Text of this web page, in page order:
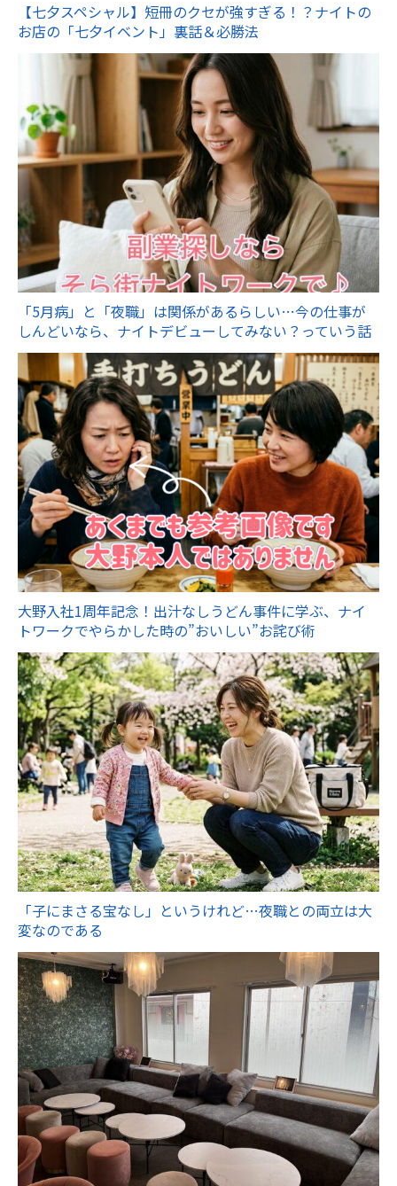
【七夕スペシャル】短冊のクセが強すぎる！？ナイトの
お店の「七夕イベント」裏話＆必勝法
「5月病」と「夜職」は関係があるらしい…今の仕事が
しんどいなら、ナイトデビューしてみない？っていう話
大野入社1周年記念！出汁なしうどん事件に学ぶ、ナイ
トワークでやらかした時の”おいしい”お詫び術
「子にまさる宝なし」というけれど…夜職との両立は大
変なのである